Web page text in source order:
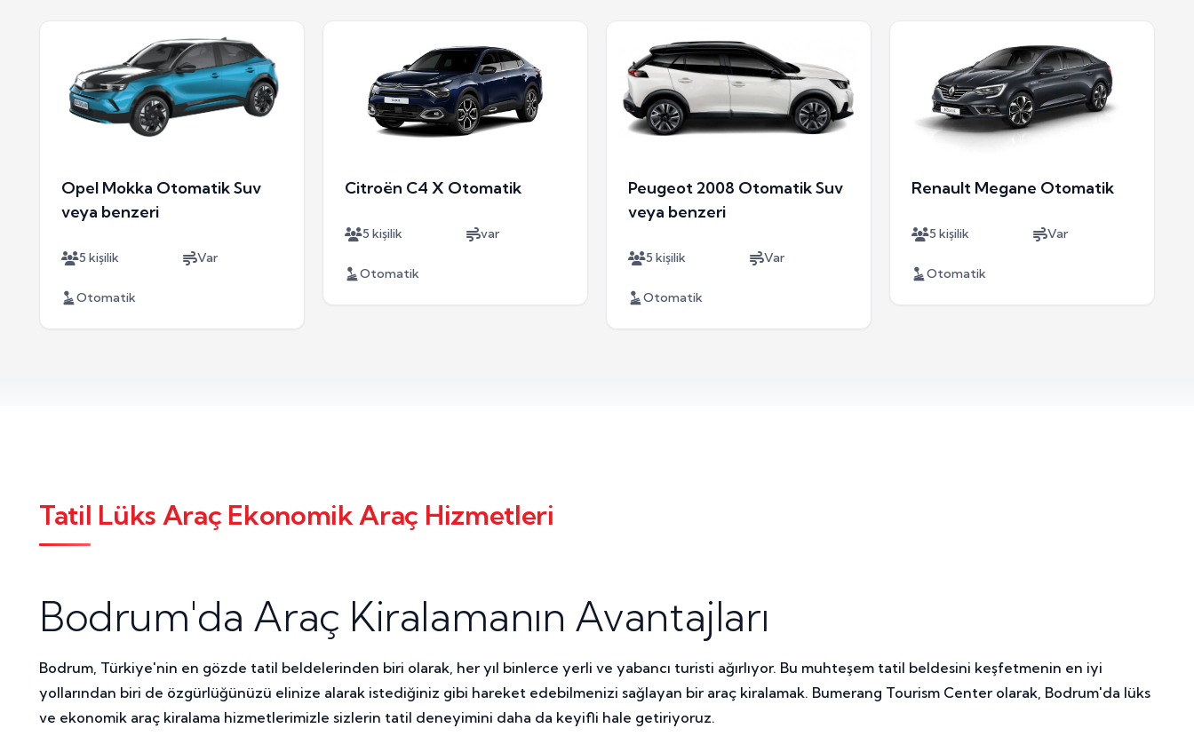
Opel Mokka Otomatik Suv
veya benzeri
5 kişilik Var
Otomatik
Citroën C4 X Otomatik
5 kişilik var
Otomatik
Peugeot 2008 Otomatik Suv
veya benzeri
5 kişilik Var
Otomatik
Renault Megane Otomatik
5 kişilik Var
Otomatik
Tatil Lüks Araç Ekonomik Araç Hizmetleri
Bodrum'da Araç Kiralamanın Avantajları
Bodrum, Türkiye'nin en gözde tatil beldelerinden biri olarak, her yıl binlerce yerli ve yabancı turisti ağırlıyor. Bu muhteşem tatil beldesini keşfetmenin en iyi
yollarından biri de özgürlüğünüzü elinize alarak istediğiniz gibi hareket edebilmenizi sağlayan bir araç kiralamak. Bumerang Tourism Center olarak, Bodrum'da lüks
ve ekonomik araç kiralama hizmetlerimizle sizlerin tatil deneyimini daha da keyifli hale getiriyoruz.